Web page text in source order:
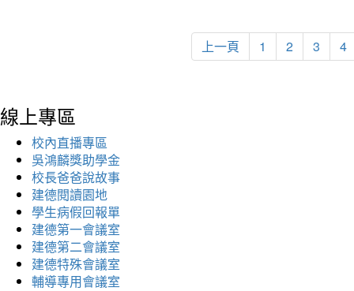
上一頁 1 2 3 4
線上專區
校內直播專區
吳鴻麟獎助學金
校長爸爸說故事
建德閱讀園地
學生病假回報單
建德第一會議室
建德第二會議室
建德特殊會議室
輔導專用會議室